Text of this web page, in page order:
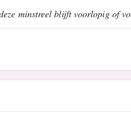
minstreel blijft voorlopig of